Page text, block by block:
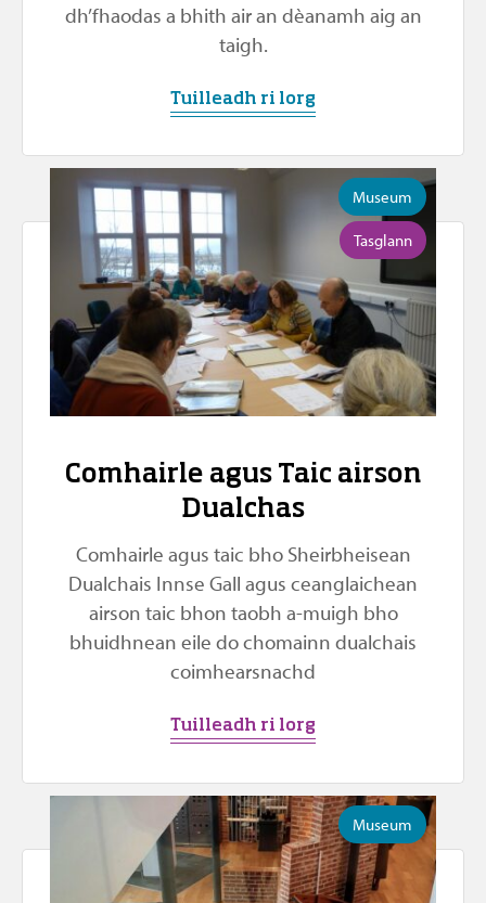
dh’fhaodas a bhith air an dèanamh aig an
taigh.
Tuilleadh ri lorg
Museum
Tasglann
Comhairle agus Taic airson
Dualchas
Comhairle agus taic bho Sheirbheisean
Dualchais Innse Gall agus ceanglaichean
airson taic bhon taobh a-muigh bho
bhuidhnean eile do chomainn dualchais
coimhearsnachd
Tuilleadh ri lorg
Museum